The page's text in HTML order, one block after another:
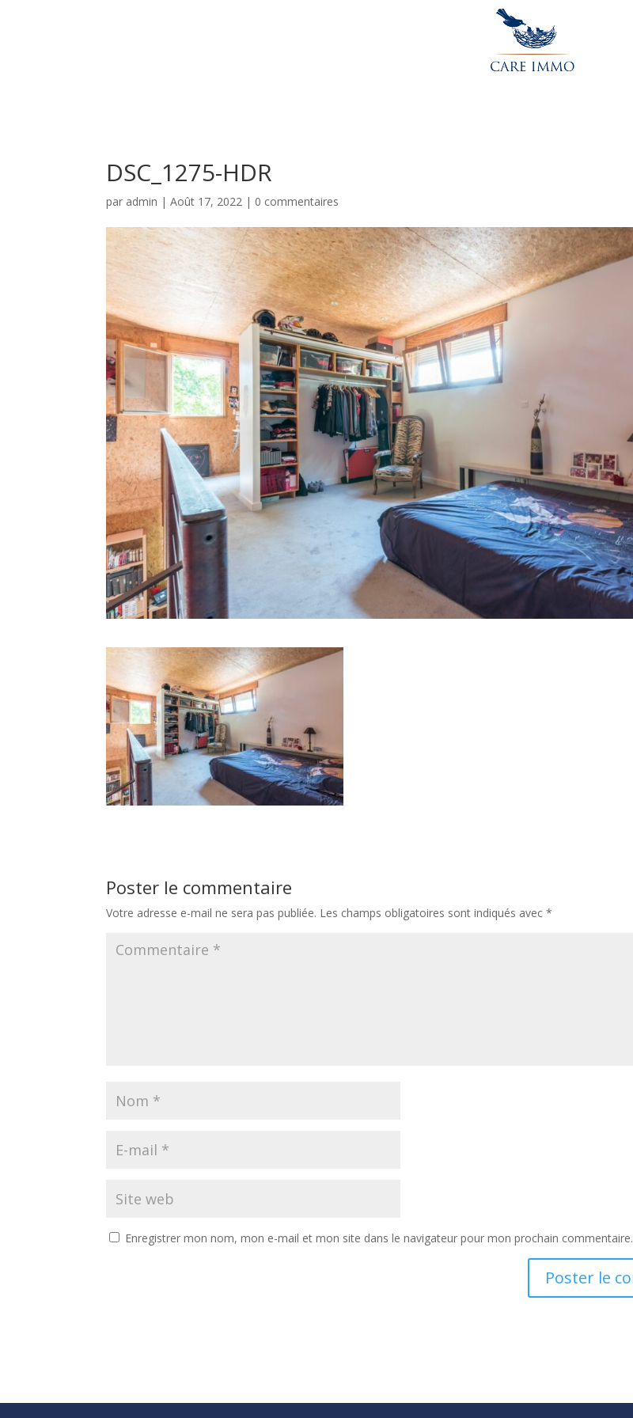
DSC_1275-HDR
par admin |Août 17, 2022 | 0 commentaires
Poster le commentaire
Votre adresse e-mail ne sera pas publiée. Les champs obligatoires sont indiqués avec*
Enregistrer mon nom, mon e-mail et mon site dans le navigateur pour mon prochain commentaire.